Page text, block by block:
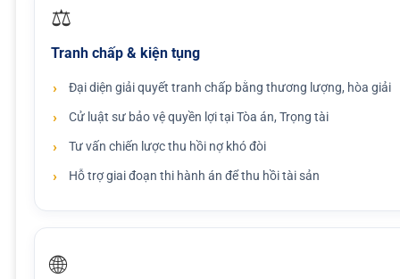
⚖️
Tranh chấp & kiện tụng
Đại diện giải quyết tranh chấp bằng thương lượng, hòa giải
Cử luật sư bảo vệ quyền lợi tại Tòa án, Trọng tài
Tư vấn chiến lược thu hồi nợ khó đòi
Hỗ trợ giai đoạn thi hành án để thu hồi tài sản
🌐